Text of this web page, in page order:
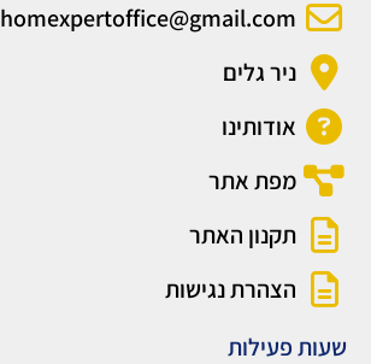
homexpertoffice@gmail.com
ניר גלים
אודותינו
מפת אתר
תקנון האתר
הצהרת נגישות
שעות פעילות